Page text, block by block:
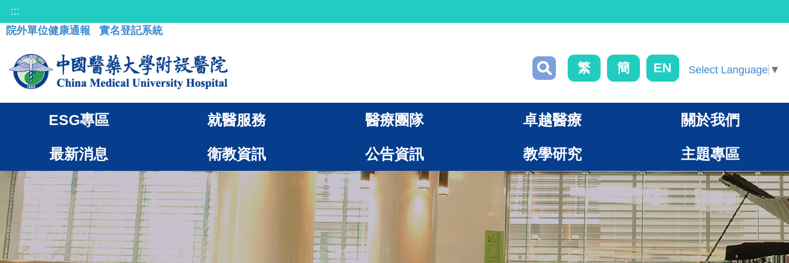
:::
院外單位健康通報
實名登記系統
繁 簡 EN Select Language ▼
ESG專區 就醫服務 醫療團隊 卓越醫療 關於我們
最新消息 衛教資訊 公告資訊 教學研究 主題專區